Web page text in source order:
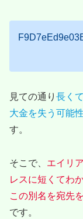
見ての通り 長く
大金を失う可能
す。
そこで、 エイリ
レスに短くてわ
この別名を宛先
です。